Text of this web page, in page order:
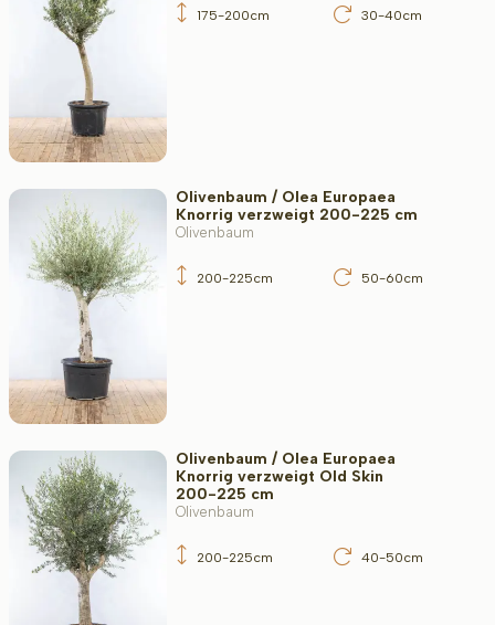
175-200cm 30-40cm
Olivenbaum / Olea Europaea
Knorrig verzweigt 200-225 cm
Olivenbaum
200-225cm 50-60cm
Olivenbaum / Olea Europaea
Knorrig verzweigt Old Skin
200-225 cm
Olivenbaum
200-225cm 40-50cm